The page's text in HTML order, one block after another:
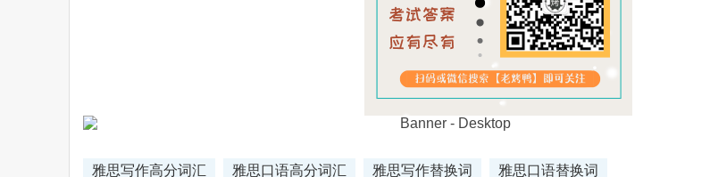
雅思写作高分词汇 雅思口语高分词汇 雅思写作替换词 雅思口语替换词